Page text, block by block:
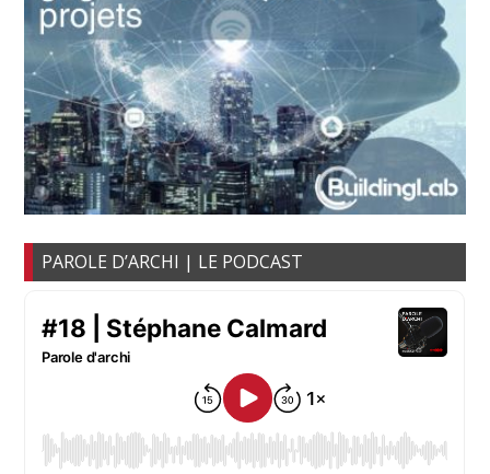
PAROLE D’ARCHI | LE PODCAST